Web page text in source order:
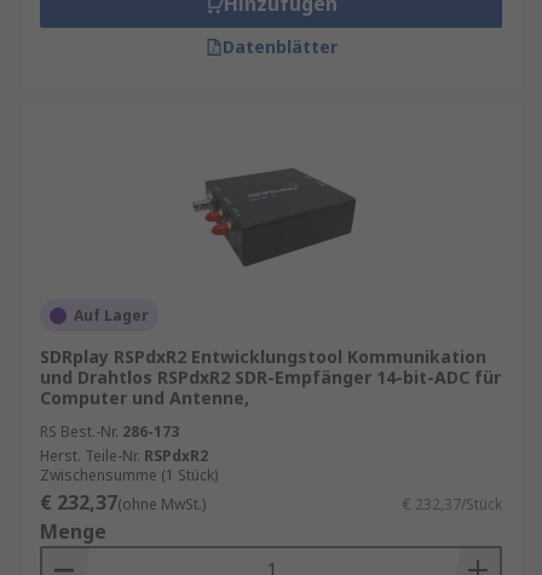
Kommunikation für Fitness-Tracker und
medizinische Geräte.Datenblätter
Auf Lager
SDRplay RSPdxR2 Entwicklungstool Kommunikation
und Drahtlos RSPdxR2 SDR-Empfänger 14-bit-ADC für
Computer und Antenne,
RS Best.-Nr. 286-173
Herst. Teile-Nr. RSPdxR2
Zwischensumme (1 Stück)
€ 232,37(ohne MwSt.) € 232,37/Stück
Menge